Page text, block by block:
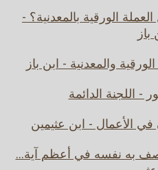
الورقية بالمعدنية؟ -
باز
والمعدنية - ابن باز
- اللجنة الدائمة
الأعمال - ابن عثيمين
به نفسه في أعظم آية...